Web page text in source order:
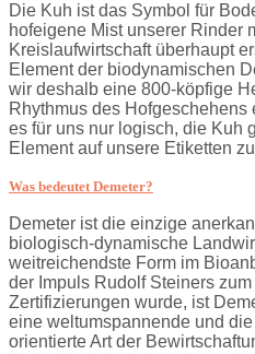
Die Kuh ist das Symbol für
hofeigene Mist unserer Rinder
Kreislaufwirtschaft überhaupt
Element der biodynamischen
wir deshalb eine 800-köpfige
Rhythmus des
es für uns nur logisch, die Kuh
Element auf unsere Etiketten
Was bedeutet Demeter?
Demeter ist die einzige
biologisch-dynamische
weitreichendste Form im
der Impuls Rudolf Steiners
Zertifizierungen wurde, ist
eine weltumspannende und
orientierte Art der